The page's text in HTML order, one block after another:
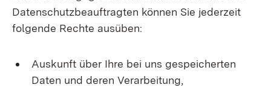
Datenschutzbeauftragten können Sie jederzeit
folgende Rechte ausüben:
Auskunft über Ihre bei uns gespeicherten
Daten und deren Verarbeitung,